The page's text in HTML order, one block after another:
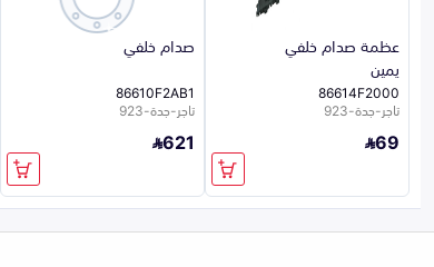
عظمة صدام خلفي
يمين
86614F2000
تاجر-جدة-923
69
صدام خلفي
86610F2AB1
تاجر-جدة-923
621